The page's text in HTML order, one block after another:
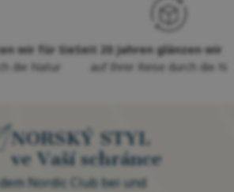
wir für Sie
die Natur
Seit 20 Jahren glänzen wir
auf Ihrer Reise durch die
NORSKÝ STYL
ve Vaší schránce
Nordic Club bei und